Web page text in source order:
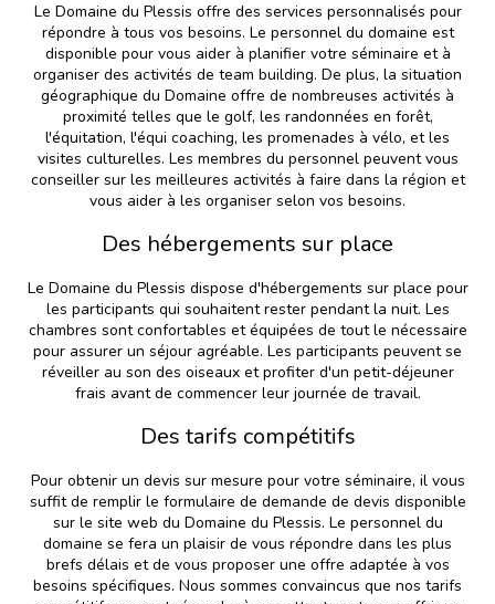
Le Domaine du Plessis offre des services personnalisés pour
répondre à tous vos besoins. Le personnel du domaine est
disponible pour vous aider à planifier votre séminaire et à
organiser des activités de team building. De plus, la situation
géographique du Domaine offre de nombreuses activités à
proximité telles que le golf, les randonnées en forêt,
l'équitation, l'équi coaching, les promenades à vélo, et les
visites culturelles. Les membres du personnel peuvent vous
conseiller sur les meilleures activités à faire dans la région et
vous aider à les organiser selon vos besoins.
Des hébergements sur place
Le Domaine du Plessis dispose d'hébergements sur place pour
les participants qui souhaitent rester pendant la nuit. Les
chambres sont confortables et équipées de tout le nécessaire
pour assurer un séjour agréable. Les participants peuvent se
réveiller au son des oiseaux et profiter d'un petit-déjeuner
frais avant de commencer leur journée de travail.
Des tarifs compétitifs
Pour obtenir un devis sur mesure pour votre séminaire, il vous
suffit de remplir le formulaire de demande de devis disponible
sur le site web du Domaine du Plessis. Le personnel du
domaine se fera un plaisir de vous répondre dans les plus
brefs délais et de vous proposer une offre adaptée à vos
besoins spécifiques. Nous sommes convaincus que nos tarifs